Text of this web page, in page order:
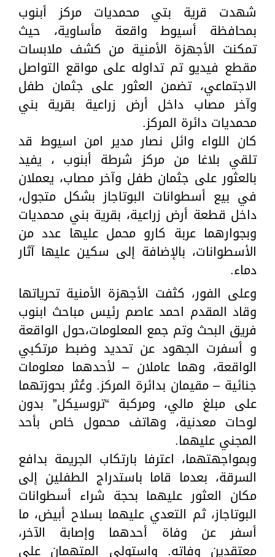
شهدت قرية بتي محمديات مركز أبنوب
بمحافظة أسيوط واقعة مأساوية، حيث
تمكنت الأجهزة الأمنية من كشف ملابسات
مقطع فيديو تم تداوله على مواقع التواصل
الاجتماعي، تضمن العثور على جثمان طفل
وآخر مصاب داخل أرض زراعية بقرية بني
محمديات دائرة المركز.
كان اللواء وائل نصار مدير امن اسيوط قد
تلقي بلاغا من مركز شرطة أبنوب ، يفيد
بالعثور على جثمان طفل وآخر مصاب، يعملان
في بيع أسطوانات البوتاجاز بشكل متجول،
داخل قطعة أرض زراعية، بقرية بني محمديات
وبجوارهما عربة كارو محمل عليها عدد من
الأسطوانات، بالإضافة إلى سكين عليها آثار
دماء.
وعلى الفور، كثفت الأجهزة الأمنية تحرياتها
وقاد المقدم احمد عاصم رئيس مباحث ابنوب
فريق البحث وتم جمع المعلومات،حول الواقعة
و أسفرت الجهود عن تحديد وضبط مرتكبي
الواقعة، وهما عاملان – لأحدهما معلومات
جنائية – مقيمان بدائرة المركز. وعُثر بحوزتهما
على مبلغ مالي، ومركبة “تروسيكل” بدون
لوحات معدنية، وهاتف محمول خاص بأحد
المجني عليهما.
وبمواجهتهما، اعترفا بارتكاب الجريمة بدافع
السرقة، بعدما قاما باستدراج الطفلين إلى
مكان العثور عليهما بحجة شراء أسطوانات
البوتاجاز، ثم التعدي عليهما بسلاح أبيض، ما
أسفر عن وفاة أحدهما وإصابة الآخر،
معتقدين وفاته. واستولى المتهمان على